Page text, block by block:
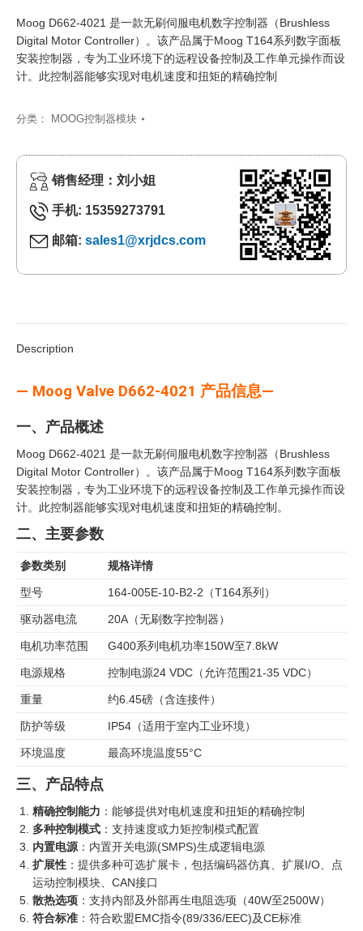
Moog D662-4021 是一款无刷伺服电机数字控制器（Brushless
Digital Motor Controller）。该产品属于Moog T164系列数字面板
安装控制器，专为工业环境下的远程设备控制及工作单元操作而设
计。此控制器能够实现对电机速度和扭矩的精确控制
分类： MOOG控制器模块
销售经理：刘小姐
手机: 15359273791
邮箱: sales1@xrjdcs.com
Description
— Moog Valve D662-4021 产品信息—
一、产品概述
Moog D662-4021 是一款无刷伺服电机数字控制器（Brushless
Digital Motor Controller）。该产品属于Moog T164系列数字面板
安装控制器，专为工业环境下的远程设备控制及工作单元操作而设
计。此控制器能够实现对电机速度和扭矩的精确控制。
二、主要参数
参数类别 规格详情
型号 164-005E-10-B2-2（T164系列）
驱动器电流 20A（无刷数字控制器）
电机功率范围 G400系列电机功率150W至7.8kW
电源规格 控制电源24 VDC（允许范围21-35 VDC）
重量 约6.45磅（含连接件）
防护等级 IP54（适用于室内工业环境）
环境温度 最高环境温度55°C
三、产品特点
精确控制能力 ：能够提供对电机速度和扭矩的精确控制
多种控制模式 ：支持速度或力矩控制模式配置
内置电源 ：内置开关电源(SMPS)生成逻辑电源
扩展性 ：提供多种可选扩展卡，包括编码器仿真、扩展I/O、点
运动控制模块、CAN接口
散热选项 ：支持内部及外部再生电阻选项（40W至2500W）
符合标准 ：符合欧盟EMC指令(89/336/EEC)及CE标准